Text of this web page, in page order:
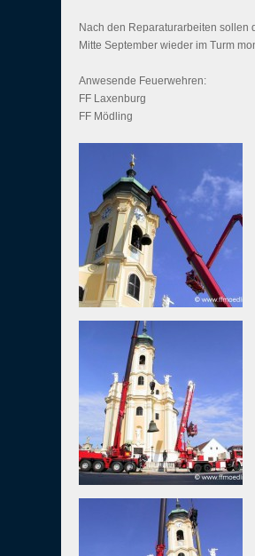
Nach den Reparaturarbeiten sollen
Mitte September wieder im Turm
Anwesende Feuerwehren:
FF Laxenburg
FF Mödling